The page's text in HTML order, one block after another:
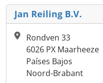
Jan Reiling B.V.
Rondven 33
6026 PX Maarheeze
Países Bajos
Noord-Brabant